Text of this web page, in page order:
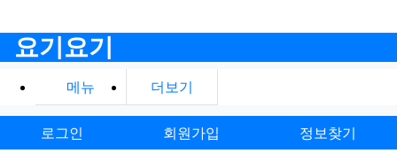
요기요기
메뉴 더보기
로그인 회원가입 정보찾기